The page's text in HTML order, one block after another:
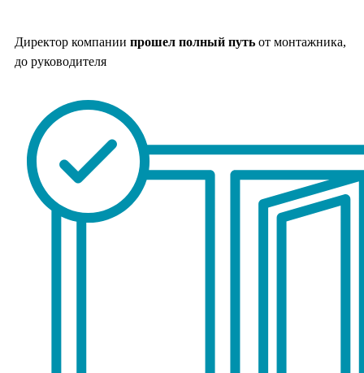
Директор компании прошел полный путь от монтажника,
до руководителя